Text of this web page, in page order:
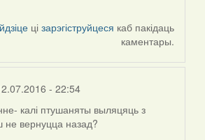
цізарэгіструйцеся каб пакідаць
каментары.
- 22:54
калі птушаняты выляцяць з
не вернуцца назад?